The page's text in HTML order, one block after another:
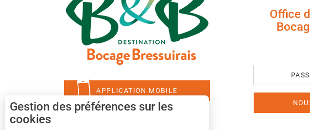
APPLICATION MOBILE
Office
Gestion des préférences sur les
cookies